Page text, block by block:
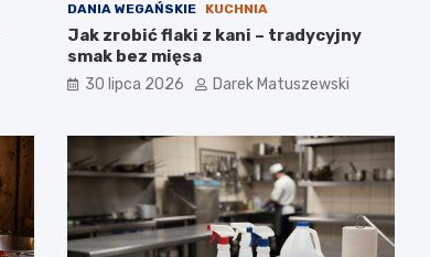
DANIA WEGAŃSKIE KUCHNIA
Jak zrobić flaki z kani – tradycyjny
smak bez mięsa
30 lipca 2026 Darek Matuszewski